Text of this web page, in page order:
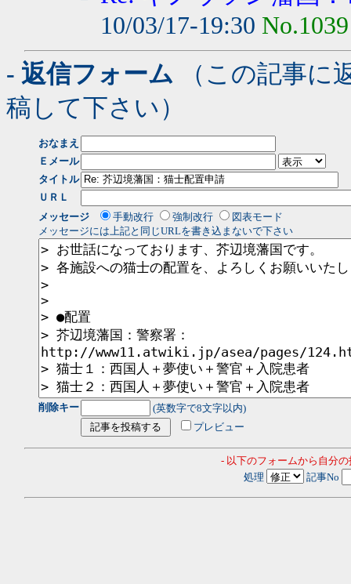
10/03/17-19:30 No.1039
- 返信フォーム （この記事に
稿して下さい）
おなまえ
Ｅメール
タイトル
ＵＲＬ
メッセージ
手動改行 強制改行
図表モード
メッセージには上記と同じURLを書き込まないで下さい
削除キー
(英数字で8文字以内)
プレビュー
- 以下のフォームから自分
処理
記事No